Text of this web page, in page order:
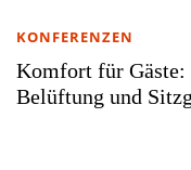
Komfort für Gäste:
Belüftung und
KONFERENZEN